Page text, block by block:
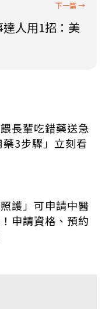
人用1招：美
長輩吃錯藥送急
3步驟」立刻看
照護」可申請中醫
申請資格、預約